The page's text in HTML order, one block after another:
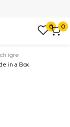
0 0
igre
in a Box